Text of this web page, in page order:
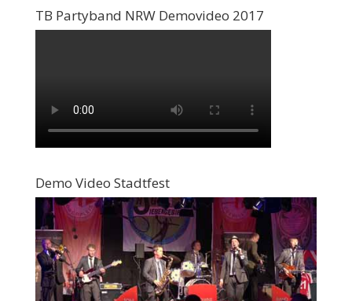
TB Partyband NRW Demovideo 2017
Demo Video Stadtfest